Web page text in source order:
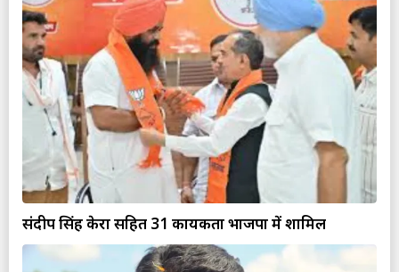
संदीप सिंह केरा सहित 31 कार्यकर्ता भाजपा में शामिल